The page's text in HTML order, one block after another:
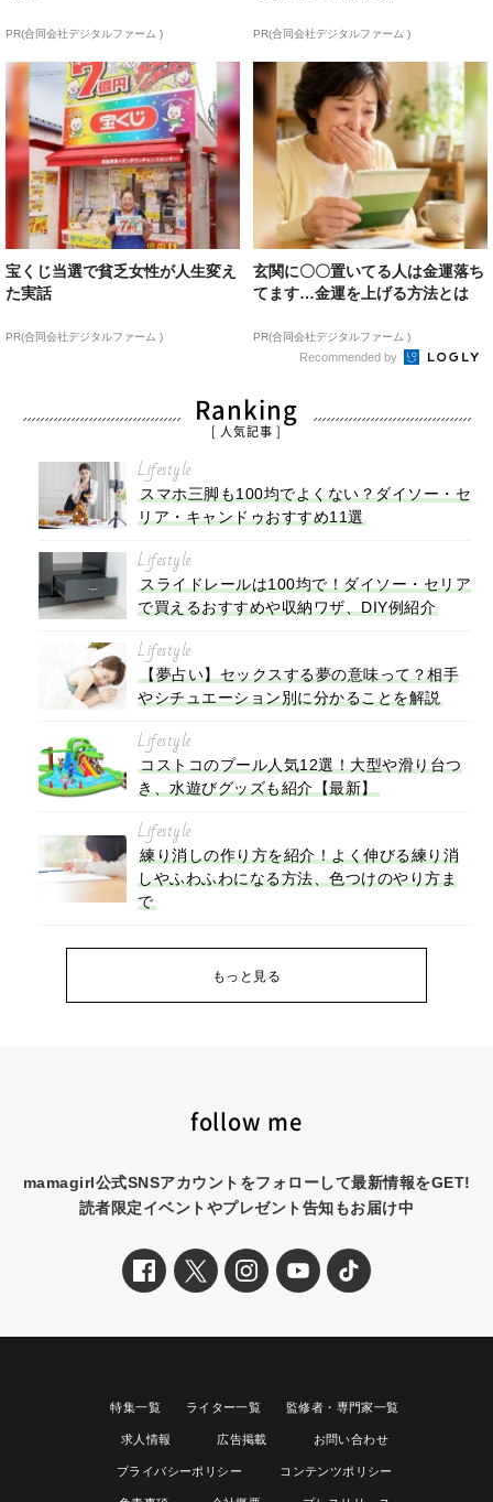
PR(合同会社デジタルファーム ) PR(合同会社デジタルファーム )
宝くじ当選で貧乏女性が人生変え
た実話
PR(合同会社デジタルファーム )
玄関に〇〇置いてる人は金運落ち
てます…金運を上げる方法とは
PR(合同会社デジタルファーム )
Recommended by
Ranking
[ 人気記事 ]
Lifestyle
スマホ三脚も100均でよくない？ダイソー・セ
リア・キャンドゥおすすめ11選
Lifestyle
スライドレールは100均で！ダイソー・セリア
で買えるおすすめや収納ワザ、DIY例紹介
Lifestyle
【夢占い】セックスする夢の意味って？相手
やシチュエーション別に分かることを解説
Lifestyle
コストコのプール人気12選！大型や滑り台つ
き、水遊びグッズも紹介【最新】
Lifestyle
練り消しの作り方を紹介！よく伸びる練り消
しやふわふわになる方法、色つけのやり方ま
で
もっと見る
follow me
mamagirl公式SNSアカウントをフォローして最新情報をGET!
読者限定イベントやプレゼント告知もお届け中
特集一覧 ライター一覧 監修者・専門家一覧
求人情報 広告掲載 お問い合わせ
プライバシーポリシー コンテンツポリシー